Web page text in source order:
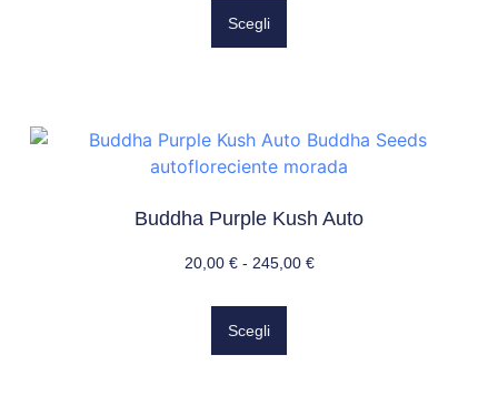
Scegli
Buddha Purple Kush Auto
20,00 € - 245,00 €
Scegli